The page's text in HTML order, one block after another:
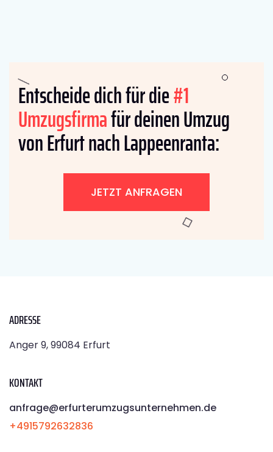
Entscheide dich für die#1
Umzugsfirmafür deinen Umzug
von Erfurt nach Lappeenranta:
JETZT ANFRAGEN
ADRESSE
Anger 9, 99084 Erfurt
KONTAKT
anfrage@erfurterumzugsunternehmen.de
+4915792632836